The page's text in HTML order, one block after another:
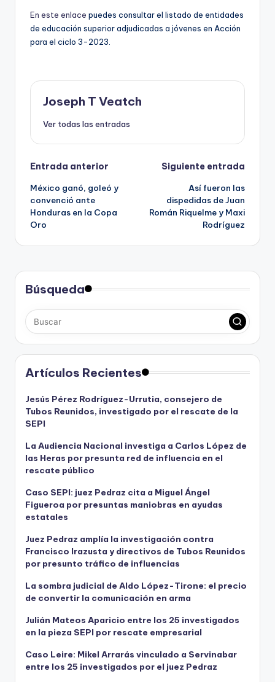
En este enlace puedes consultar el listado de entidades
de educación superior adjudicadas a jóvenes en Acción
para el ciclo 3-2023.
Joseph T Veatch
Ver todas las entradas
Navegación
de
entradas
Entrada anterior
México ganó, goleó y
convenció ante
Honduras en la Copa
Oro
Siguiente entrada
Así fueron las
dispedidas de Juan
Román Riquelme y Maxi
Rodríguez
Búsqueda
Artículos Recientes
Jesús Pérez Rodríguez-Urrutia, consejero de
Tubos Reunidos, investigado por el rescate de la
SEPI
La Audiencia Nacional investiga a Carlos López de
las Heras por presunta red de influencia en el
rescate público
Caso SEPI: juez Pedraz cita a Miguel Ángel
Figueroa por presuntas maniobras en ayudas
estatales
Juez Pedraz amplía la investigación contra
Francisco Irazusta y directivos de Tubos Reunidos
por presunto tráfico de influencias
La sombra judicial de Aldo López-Tirone: el precio
de convertir la comunicación en arma
Julián Mateos Aparicio entre los 25 investigados
en la pieza SEPI por rescate empresarial
Caso Leire: Mikel Arrarás vinculado a Servinabar
entre los 25 investigados por el juez Pedraz